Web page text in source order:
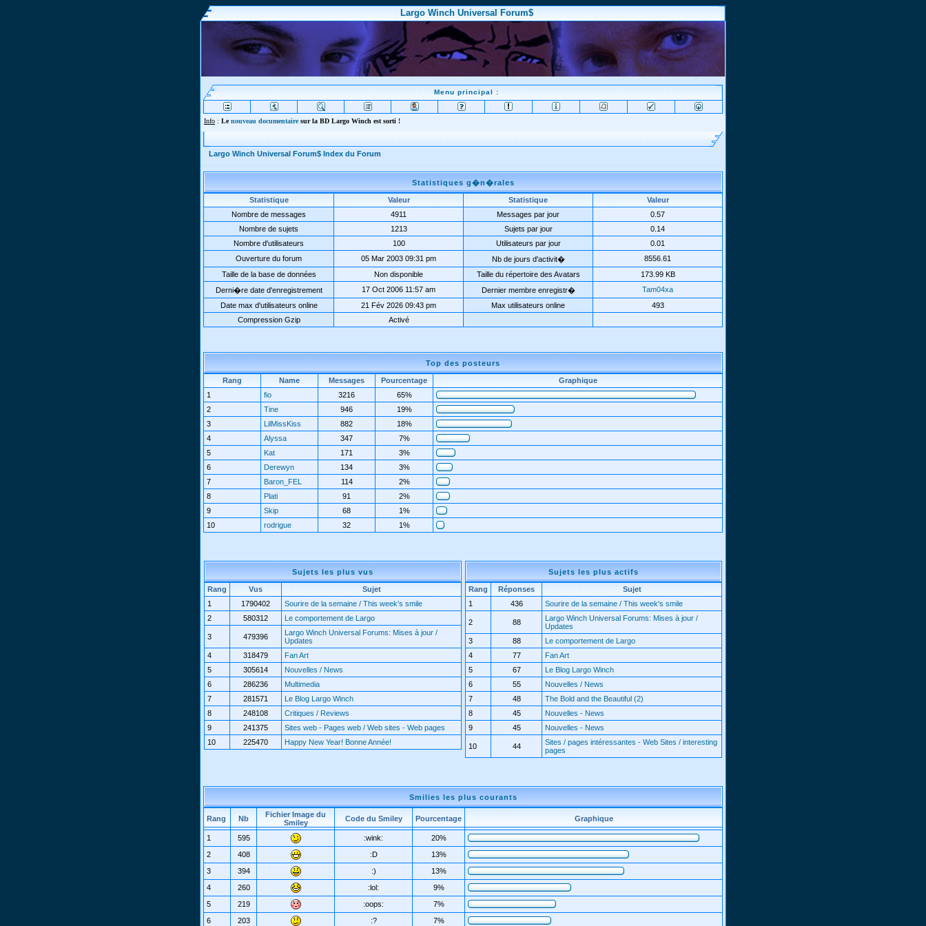
Largo Winch Universal Forum$
Menu principal :
Info : Lenouveau documentairesur la BD Largo Winch est sorti !
Largo Winch Universal Forum$ Index du Forum
Statistiques g�n�rales
Statistique Valeur Statistique
Valeur
Nombre de messages
4911 Messages par jour
0.57
Nombre de sujets
1213 Sujets par jour
0.14
Nombre d'utilisateurs
100 Utilisateurs par jour
0.01
Ouverture du forum
05 Mar 2003 09:31 pm Nb de jours d'activit�
8556.61
Taille de la base de données
Non disponible Taille du répertoire des Avatars
173.99 KB
Derni�re date d'enregistrement
17 Oct 2006 11:57 am Dernier membre enregistr�
Tam04xa
Date max d'utilisateurs online
21 Fév 2026 09:43 pm Max utilisateurs online
493
Compression Gzip
Activé
Top des posteurs
Rang Name Messages Pourcentage
Graphique
1
fio 3216
65%
2
Tine 946
19%
3
LilMissKiss 882
18%
4
Alyssa 347
7%
5
Kat 171
3%
6
Derewyn 134
3%
7
Baron_FEL 114
2%
8
Plati 91
2%
9
Skip 68
1%
10
rodrigue 32 1%
Sujets les plus vus
Rang Vus
Sujet
1
1790402
Sourire de la semaine / This week's smile
2
580312 Le comportement de Largo
3 479396
Largo Winch Universal Forums: Mises à jour /
Updates
4
318479
Fan Art
5
305614
Nouvelles / News
6
286236
Multimedia
7
281571
Le Blog Largo Winch
8
248108
Critiques / Reviews
9
241375
Sites web - Pages web / Web sites - Web pages
10
225470 Happy New Year! Bonne Année!
Sujets les plus actifs
Rang Réponses
Sujet
1
436 Sourire de la semaine / This week's smile
2 88
Largo Winch Universal Forums: Mises à jour /
Updates
3
88
Le comportement de Largo
4
77
Fan Art
5
67
Le Blog Largo Winch
6
55
Nouvelles / News
7
48
The Bold and the Beautiful (2)
8
45
Nouvelles - News
9
45 Nouvelles - News
10 44
Sites / pages intéressantes - Web Sites / interesting
pages
Smilies les plus courants
Rang Nb
Fichier Image du
Smiley
Code du Smiley Pourcentage Graphique
1 595 :wink:
20%
2
408 :D
13%
3
394 :)
13%
4
260 :lol:
9%
5
219 :oops:
7%
6
203 :? 7%